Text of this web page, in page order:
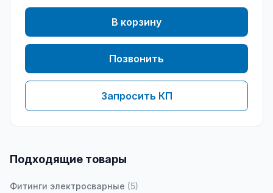
В корзину
Позвонить
Запросить КП
Подходящие товары
Фитинги электросварные (5)